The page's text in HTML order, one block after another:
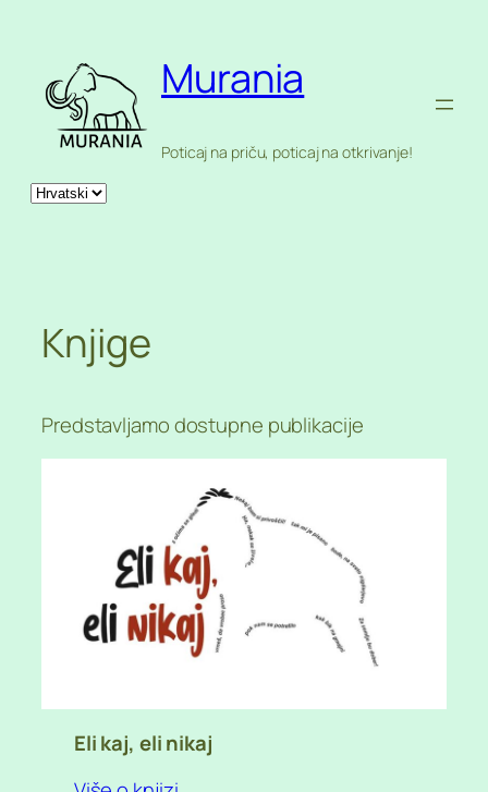
sadržaja
Murania
Poticaj na priču, poticaj na otkrivanje!
Odaberite
Knjige
Predstavljamo dostupne publikacije
Eli kaj, eli nikaj